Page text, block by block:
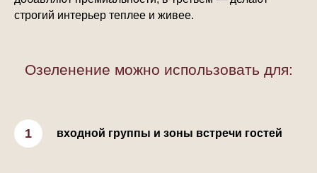
строгий интерьер теплее и живее.
Озеленение можно использовать для:
входной группы и зоны встречи гостей